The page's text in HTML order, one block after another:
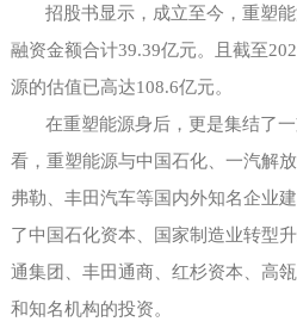
招股书显示，成立至今，重塑
融资金额合计39.39亿元。且截至
源的估值已高达108.6亿元。
在重塑能源身后，更是集结了
看，重塑能源与中国石化、一汽解
弗勒、丰田汽车等国内外知名企业
了中国石化资本、国家制造业转型
通集团、丰田通商、红杉资本、高
和知名机构的投资。